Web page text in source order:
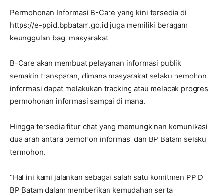
Permohonan Informasi B-Care yang kini tersedia di
https://e-ppid.bpbatam.go.id juga memiliki beragam
keunggulan bagi masyarakat.
B-Care akan membuat pelayanan informasi publik
semakin transparan, dimana masyarakat selaku pemohon
informasi dapat melakukan tracking atau melacak progres
permohonan informasi sampai di mana.
Hingga tersedia fitur chat yang memungkinan komunikasi
dua arah antara pemohon informasi dan BP Batam selaku
termohon.
“Hal ini kami jalankan sebagai salah satu komitmen PPID
BP Batam dalam memberikan kemudahan serta